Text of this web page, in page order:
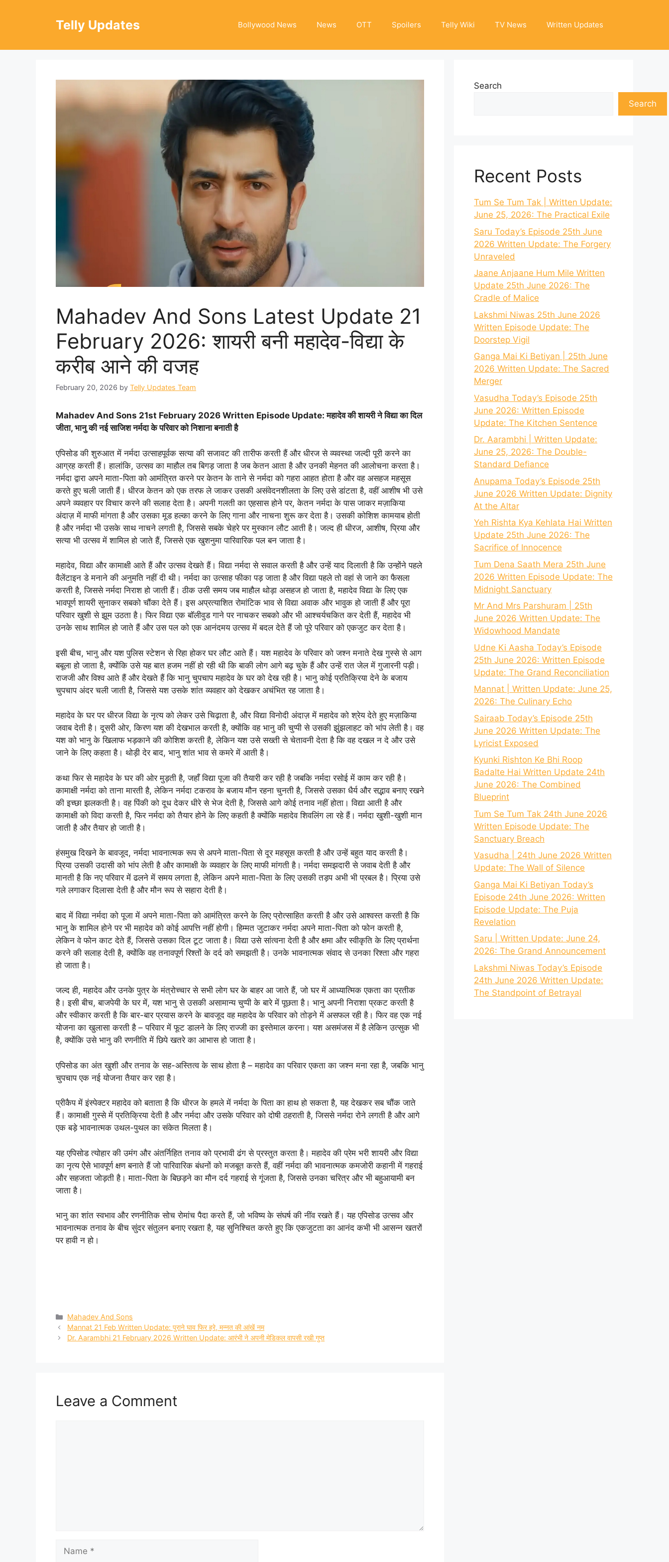
Telly Updates Bollywood News News OTT Spoilers Telly Wiki TV News Written Updates
Mahadev And Sons Latest Update 21
February 2026: शायरी बनी महादेव-विद्या के
करीब आने की वजह
February 20, 2026 by Telly Updates Team
Mahadev And Sons 21st February 2026 Written Episode Update: महादेव की शायरी ने विद्या का दिल
जीता, भानु की नई साजिश नर्मदा के परिवार को निशाना बनाती है
एपिसोड की शुरुआत में नर्मदा उत्साहपूर्वक सत्या की सजावट की तारीफ करती हैं और धीरज से व्यवस्था जल्दी पूरी करने का
आग्रह करती हैं। हालांकि, उत्सव का माहौल तब बिगड़ जाता है जब केतन आता है और उनकी मेहनत की आलोचना करता है।
नर्मदा द्वारा अपने माता-पिता को आमंत्रित करने पर केतन के ताने से नर्मदा को गहरा आहत होता है और वह असहज महसूस
करते हुए चली जाती हैं। धीरज केतन को एक तरफ ले जाकर उसकी असंवेदनशीलता के लिए उसे डांटता है, वहीं आशीष भी उसे
अपने व्यवहार पर विचार करने की सलाह देता है। अपनी गलती का एहसास होने पर, केतन नर्मदा के पास जाकर मज़ाकिया
अंदाज़ में माफी मांगता है और उसका मूड हल्का करने के लिए गाना और नाचना शुरू कर देता है। उसकी कोशिश कामयाब होती
है और नर्मदा भी उसके साथ नाचने लगती है, जिससे सबके चेहरे पर मुस्कान लौट आती है। जल्द ही धीरज, आशीष, प्रिया और
सत्या भी उत्सव में शामिल हो जाते हैं, जिससे एक खुशनुमा पारिवारिक पल बन जाता है।
महादेव, विद्या और कामाक्षी आते हैं और उत्सव देखते हैं। विद्या नर्मदा से सवाल करती है और उन्हें याद दिलाती है कि उन्होंने पहले
वैलेंटाइन डे मनाने की अनुमति नहीं दी थी। नर्मदा का उत्साह फीका पड़ जाता है और विद्या पहले तो वहां से जाने का फैसला
करती है, जिससे नर्मदा निराश हो जाती हैं। ठीक उसी समय जब माहौल थोड़ा असहज हो जाता है, महादेव विद्या के लिए एक
भावपूर्ण शायरी सुनाकर सबको चौंका देते हैं। इस अप्रत्याशित रोमांटिक भाव से विद्या अवाक और भावुक हो जाती हैं और पूरा
परिवार खुशी से झूम उठता है। फिर विद्या एक बॉलीवुड गाने पर नाचकर सबको और भी आश्चर्यचकित कर देती हैं, महादेव भी
उनके साथ शामिल हो जाते हैं और उस पल को एक आनंदमय उत्सव में बदल देते हैं जो पूरे परिवार को एकजुट कर देता है।
इसी बीच, भानु और यश पुलिस स्टेशन से रिहा होकर घर लौट आते हैं। यश महादेव के परिवार को जश्न मनाते देख गुस्से से आग
बबूला हो जाता है, क्योंकि उसे यह बात हजम नहीं हो रही थी कि बाकी लोग आगे बढ़ चुके हैं और उन्हें रात जेल में गुजारनी पड़ी।
राजजी और विश्व आते हैं और देखते हैं कि भानु चुपचाप महादेव के घर को देख रही है। भानु कोई प्रतिक्रिया देने के बजाय
चुपचाप अंदर चली जाती है, जिससे यश उसके शांत व्यवहार को देखकर अचंभित रह जाता है।
महादेव के घर पर धीरज विद्या के नृत्य को लेकर उसे चिढ़ाता है, और विद्या विनोदी अंदाज़ में महादेव को श्रेय देते हुए मज़ाकिया
जवाब देती है। दूसरी ओर, किरण यश की देखभाल करती है, क्योंकि वह भानु की चुप्पी से उसकी झुंझलाहट को भांप लेती है। वह
यश को भानु के खिलाफ भड़काने की कोशिश करती है, लेकिन यश उसे सख्ती से चेतावनी देता है कि वह दखल न दे और उसे
जाने के लिए कहता है। थोड़ी देर बाद, भानु शांत भाव से कमरे में आती है।
कथा फिर से महादेव के घर की ओर मुड़ती है, जहाँ विद्या पूजा की तैयारी कर रही है जबकि नर्मदा रसोई में काम कर रही है।
कामाक्षी नर्मदा को ताना मारती है, लेकिन नर्मदा टकराव के बजाय मौन रहना चुनती है, जिससे उसका धैर्य और सद्भाव बनाए रखने
की इच्छा झलकती है। वह पिंकी को दूध देकर धीरे से भेज देती है, जिससे आगे कोई तनाव नहीं होता। विद्या आती है और
कामाक्षी को विदा करती है, फिर नर्मदा को तैयार होने के लिए कहती है क्योंकि महादेव शिवलिंग ला रहे हैं। नर्मदा खुशी-खुशी मान
जाती है और तैयार हो जाती है।
हंसमुख दिखने के बावजूद, नर्मदा भावनात्मक रूप से अपने माता-पिता से दूर महसूस करती है और उन्हें बहुत याद करती है।
प्रिया उसकी उदासी को भांप लेती है और कामाक्षी के व्यवहार के लिए माफी मांगती है। नर्मदा समझदारी से जवाब देती है और
मानती है कि नए परिवार में ढलने में समय लगता है, लेकिन अपने माता-पिता के लिए उसकी तड़प अभी भी प्रबल है। प्रिया उसे
गले लगाकर दिलासा देती है और मौन रूप से सहारा देती है।
बाद में विद्या नर्मदा को पूजा में अपने माता-पिता को आमंत्रित करने के लिए प्रोत्साहित करती है और उसे आश्वस्त करती है कि
भानु के शामिल होने पर भी महादेव को कोई आपत्ति नहीं होगी। हिम्मत जुटाकर नर्मदा अपने माता-पिता को फोन करती है,
लेकिन वे फोन काट देते हैं, जिससे उसका दिल टूट जाता है। विद्या उसे सांत्वना देती है और क्षमा और स्वीकृति के लिए प्रार्थना
करने की सलाह देती है, क्योंकि वह तनावपूर्ण रिश्तों के दर्द को समझती है। उनके भावनात्मक संवाद से उनका रिश्ता और गहरा
हो जाता है।
जल्द ही, महादेव और उनके पुत्र के मंत्रोच्चार से सभी लोग घर के बाहर आ जाते हैं, जो घर में आध्यात्मिक एकता का प्रतीक
है। इसी बीच, बाजपेयी के घर में, यश भानु से उसकी असामान्य चुप्पी के बारे में पूछता है। भानु अपनी निराशा प्रकट करती है
और स्वीकार करती है कि बार-बार प्रयास करने के बावजूद वह महादेव के परिवार को तोड़ने में असफल रही है। फिर वह एक नई
योजना का खुलासा करती है – परिवार में फूट डालने के लिए राज्जी का इस्तेमाल करना। यश असमंजस में है लेकिन उत्सुक भी
है, क्योंकि उसे भानु की रणनीति में छिपे खतरे का आभास हो जाता है।
एपिसोड का अंत खुशी और तनाव के सह-अस्तित्व के साथ होता है – महादेव का परिवार एकता का जश्न मना रहा है, जबकि भानु
चुपचाप एक नई योजना तैयार कर रहा है।
प्रीकैप में इंस्पेक्टर महादेव को बताता है कि धीरज के हमले में नर्मदा के पिता का हाथ हो सकता है, यह देखकर सब चौंक जाते
हैं। कामाक्षी गुस्से में प्रतिक्रिया देती है और नर्मदा और उसके परिवार को दोषी ठहराती है, जिससे नर्मदा रोने लगती है और आगे
एक बड़े भावनात्मक उथल-पुथल का संकेत मिलता है।
यह एपिसोड त्योहार की उमंग और अंतर्निहित तनाव को प्रभावी ढंग से प्रस्तुत करता है। महादेव की प्रेम भरी शायरी और विद्या
का नृत्य ऐसे भावपूर्ण क्षण बनाते हैं जो पारिवारिक बंधनों को मजबूत करते हैं, वहीं नर्मदा की भावनात्मक कमजोरी कहानी में गहराई
और सहजता जोड़ती है। माता-पिता के बिछड़ने का मौन दर्द गहराई से गूंजता है, जिससे उनका चरित्र और भी बहुआयामी बन
जाता है।
भानु का शांत स्वभाव और रणनीतिक सोच रोमांच पैदा करते हैं, जो भविष्य के संघर्ष की नींव रखते हैं। यह एपिसोड उत्सव और
भावनात्मक तनाव के बीच सुंदर संतुलन बनाए रखता है, यह सुनिश्चित करते हुए कि एकजुटता का आनंद कभी भी आसन्न खतरों
पर हावी न हो।
Categories
Mahadev And Sons
Mannat 21 Feb Written Update: पुराने घाव फिर हरे, मन्नत की आंखें नम
Dr. Aarambhi 21 February 2026 Written Update: आरंभी ने अपनी मेडिकल वापसी रखी गुप्त
Leave a Comment
Name
Search
Search
Recent Posts
Tum Se Tum Tak | Written Update:
June 25, 2026: The Practical Exile
Saru Today’s Episode 25th June
2026 Written Update: The Forgery
Unraveled
Jaane Anjaane Hum Mile Written
Update 25th June 2026: The
Cradle of Malice
Lakshmi Niwas 25th June 2026
Written Episode Update: The
Doorstep Vigil
Ganga Mai Ki Betiyan | 25th June
2026 Written Update: The Sacred
Merger
Vasudha Today’s Episode 25th
June 2026: Written Episode
Update: The Kitchen Sentence
Dr. Aarambhi | Written Update:
June 25, 2026: The Double-
Standard Defiance
Anupama Today’s Episode 25th
June 2026 Written Update: Dignity
At the Altar
Yeh Rishta Kya Kehlata Hai Written
Update 25th June 2026: The
Sacrifice of Innocence
Tum Dena Saath Mera 25th June
2026 Written Episode Update: The
Midnight Sanctuary
Mr And Mrs Parshuram | 25th
June 2026 Written Update: The
Widowhood Mandate
Udne Ki Aasha Today’s Episode
25th June 2026: Written Episode
Update: The Grand Reconciliation
Mannat | Written Update: June 25,
2026: The Culinary Echo
Sairaab Today’s Episode 25th
June 2026 Written Update: The
Lyricist Exposed
Kyunki Rishton Ke Bhi Roop
Badalte Hai Written Update 24th
June 2026: The Combined
Blueprint
Tum Se Tum Tak 24th June 2026
Written Episode Update: The
Sanctuary Breach
Vasudha | 24th June 2026 Written
Update: The Wall of Silence
Ganga Mai Ki Betiyan Today’s
Episode 24th June 2026: Written
Episode Update: The Puja
Revelation
Saru | Written Update: June 24,
2026: The Grand Announcement
Lakshmi Niwas Today’s Episode
24th June 2026 Written Update:
The Standpoint of Betrayal